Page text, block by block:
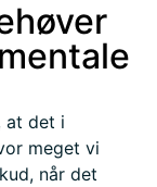
at det i
meget vi
når det